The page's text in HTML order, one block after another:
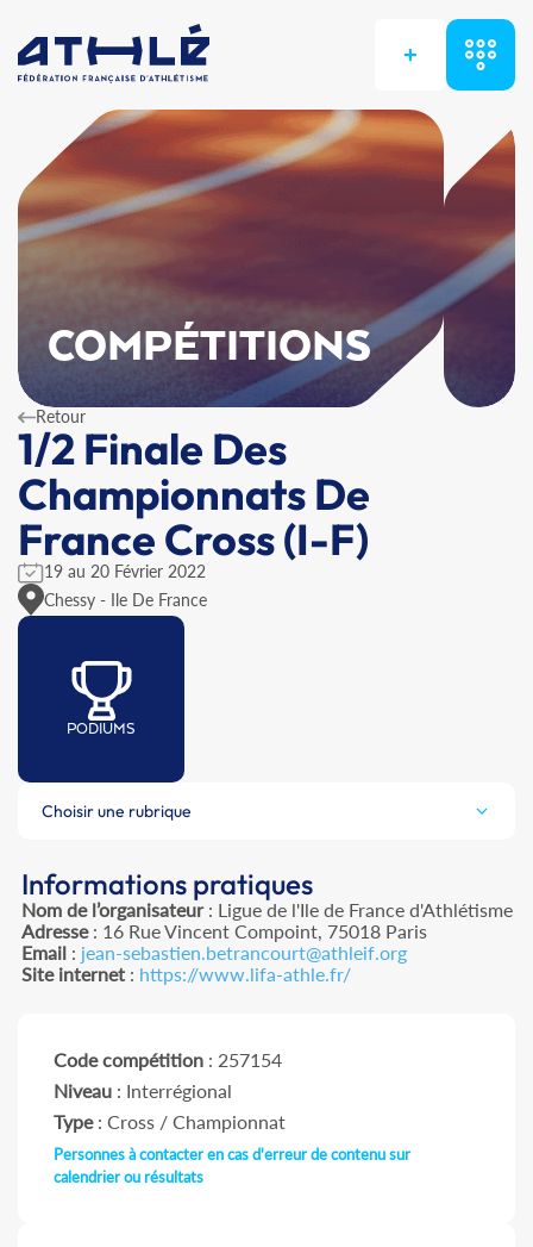
+
COMPÉTITIONS
Retour
1/2 Finale Des
Championnats De
France Cross (I-F)
19 au 20 Février 2022
Chessy - Ile De France
PODIUMS
Choisir une rubrique
Informations pratiques
Nom de l’organisateur: Ligue de l'Ile de France d'Athlétisme
Adresse: 16 Rue Vincent Compoint, 75018 Paris
Email: jean-sebastien.betrancourt@athleif.org
Site internet: https://www.lifa-athle.fr/
Code compétition : 257154
Niveau : Interrégional
Type: Cross / Championnat
Personnes à contacter en cas d'erreur de contenu sur
calendrier ou résultats